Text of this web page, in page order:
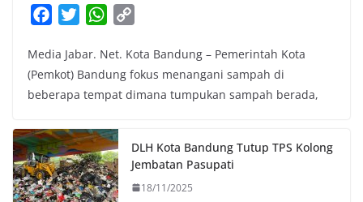
c
e
b
o
k
i
t
t
r
W
a
t
s
p
p
p
y
L
n
k
Media Jabar. Net. Kota Bandung – Pemerintah Kota
(Pemkot) Bandung fokus menangani sampah di
beberapa tempat dimana tumpukan sampah berada,
DLH Kota Bandung Tutup TPS Kolong
Jembatan Pasupati
18/11/2025